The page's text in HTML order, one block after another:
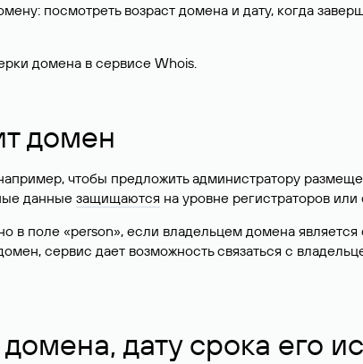
посмотреть возраст домена и дату, когда
домена в сервисе Whois.
домен
чтобы предложить администратору
данные защищаются на уровне регистраторов
в поле «person», если владельцем домена
сервис дает возможность связаться с
дату срока его